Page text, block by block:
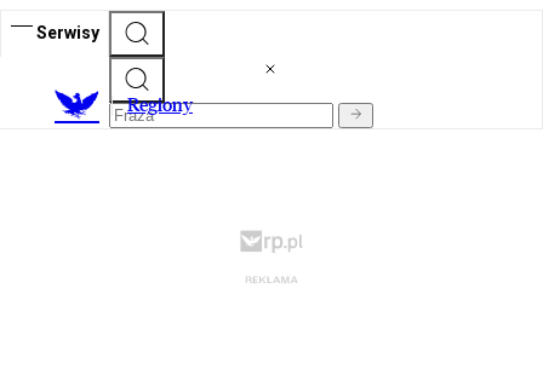
Serwisy
Regiony